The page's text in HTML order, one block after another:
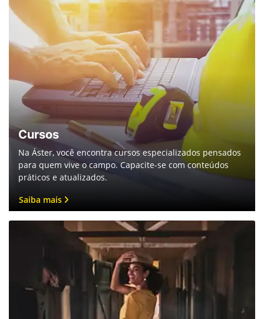
Cursos
Na Áster, você encontra cursos especializados pensados
para quem vive o campo. Capacite-se com conteúdos
práticos e atualizados.